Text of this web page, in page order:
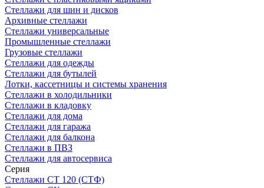
Стеллажи для шин и дисков
Архивные стеллажи
Стеллажи универсальные
Промышленные стеллажи
Грузовые стеллажи
Стеллажи для одежды
Стеллажи для бутылей
Лотки, кассетницы и системы хранения
Стеллажи в холодильники
Стеллажи в кладовку
Стеллажи для дома
Стеллажи для гаража
Стеллажи для балкона
Стеллажи в ПВЗ
Стеллажи для автосервиса
Серия
Стеллажи СТ 120 (СТФ)